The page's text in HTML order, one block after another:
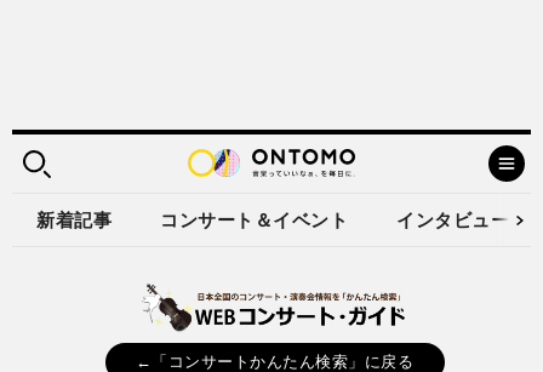
新着記事 コンサート＆イベント インタビュー
←「コンサートかんたん検索」に戻る